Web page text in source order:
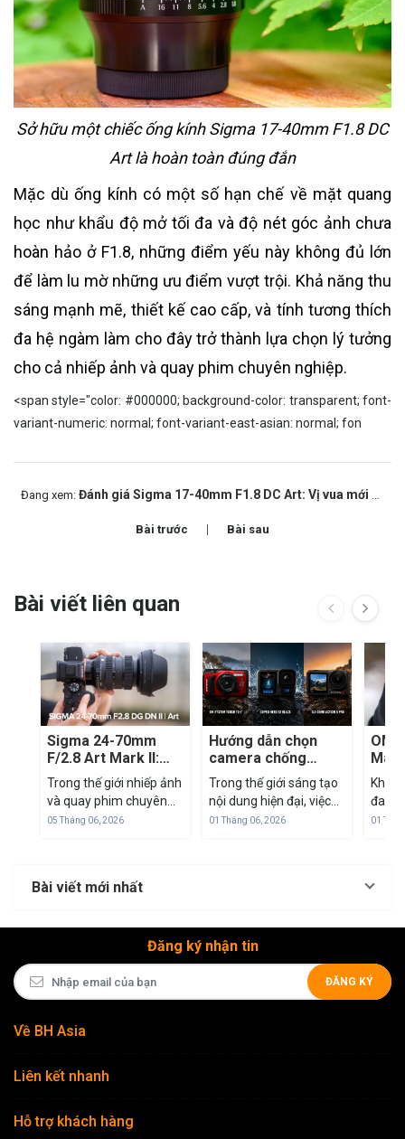
Sở hữu một chiếc ống kính Sigma 17-40mm F1.8 DC
Art là hoàn toàn đúng đắn
Mặc dù ống kính có một số hạn chế về mặt quang
học như khẩu độ mở tối đa và độ nét góc ảnh chưa
hoàn hảo ở F1.8, những điểm yếu này không đủ lớn
để làm lu mờ những ưu điểm vượt trội. Khả năng thu
sáng mạnh mẽ, thiết kế cao cấp, và tính tương thích
đa hệ ngàm làm cho đây trở thành lựa chọn lý tưởng
cho cả nhiếp ảnh và quay phim chuyên nghiệp.
<span style="color: #000000; background-color: transparent; font-
variant-numeric: normal; font-variant-east-asian: normal; fon
Đang xem: Đánh giá Sigma 17-40mm F1.8 DC Art: Vị vua mới của dòng lens crop
Bài trước Bài sau
Bài viết liên quan
Sigma 24-70mm
F/2.8 Art Mark II:
'Tiêu Cự Vàng' Để
Tác Nghiệp Trong
Mọi Tình Huống
Trong thế giới nhiếp ảnh
và quay phim chuyên
nghiệp, dải tiêu cự 24-
có thể đáp ứng từ
05 Tháng 06, 2026
Hướng dẫn chọn
camera chống
nước: TG-7 vs
GoPro vs DJI
Trong thế giới sáng tạo
nội dung hiện đại, việc
sở hữu một thiết bị nhỏ
01 Tháng 06, 2026
OM
M43
Khi
đang
đua
với
01
Bài viết mới nhất
Đăng ký nhận tin
ĐĂNG KÝ
Về BH Asia
Liên kết nhanh
Hỗ trợ khách hàng